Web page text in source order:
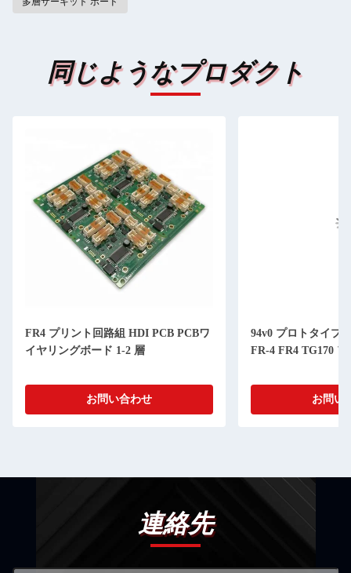
同じようなプロダクト
FR4 プリント回路組 HDI PCB PCBワ
イヤリングボード 1-2 層
お問い合わせ
94v0 プロトタイプ
FR-4 FR4 TG170 ア
お問い
連絡先